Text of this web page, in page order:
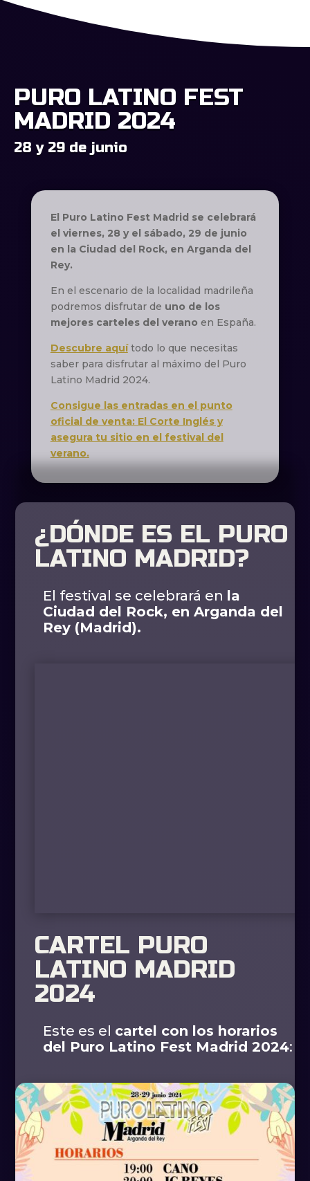
PURO LATINO FEST
MADRID 2024
28 y 29 de junio
El Puro Latino Fest Madrid se celebrará
el viernes, 28 y el sábado, 29 de junio
en la Ciudad del Rock, en Arganda del
Rey.
En el escenario de la localidad madrileña
podremos disfrutar de uno de los
mejores carteles del verano en España.
Descubre aquítodo lo que necesitas
saber para disfrutar al máximo del Puro
Latino Madrid 2024.
Consigue las entradas en el punto
oficial de venta: El Corte Inglés y
asegura tu sitio en el festival del
verano.
¿DÓNDE ES EL PURO
LATINO MADRID?
El festival se celebrará en la
Ciudad del Rock, en Arganda del
Rey (Madrid).
CARTEL PURO
LATINO MADRID
2024
Este es el cartel con los horarios
del Puro Latino Fest Madrid 2024: